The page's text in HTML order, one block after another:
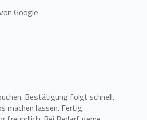
Google
Bestätigung folgt schnell.
machen lassen. Fertig.